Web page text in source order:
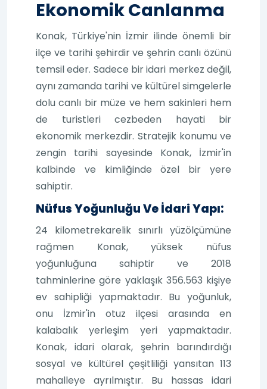
Ekonomik Canlanma
Konak, Türkiye'nin İzmir ilinde önemli bir
ilçe ve tarihi şehirdir ve şehrin canlı özünü
temsil eder. Sadece bir idari merkez değil,
aynı zamanda tarihi ve kültürel simgelerle
dolu canlı bir müze ve hem sakinleri hem
de turistleri cezbeden hayati bir
ekonomik merkezdir. Stratejik konumu ve
zengin tarihi sayesinde Konak, İzmir'in
kalbinde ve kimliğinde özel bir yere
sahiptir.
Nüfus Yoğunluğu Ve İdari Yapı:
24 kilometrekarelik sınırlı yüzölçümüne
rağmen Konak, yüksek nüfus
yoğunluğuna sahiptir ve 2018
tahminlerine göre yaklaşık 356.563 kişiye
ev sahipliği yapmaktadır. Bu yoğunluk,
onu İzmir'in otuz ilçesi arasında en
kalabalık yerleşim yeri yapmaktadır.
Konak, idari olarak, şehrin barındırdığı
sosyal ve kültürel çeşitliliği yansıtan 113
mahalleye ayrılmıştır. Bu hassas idari